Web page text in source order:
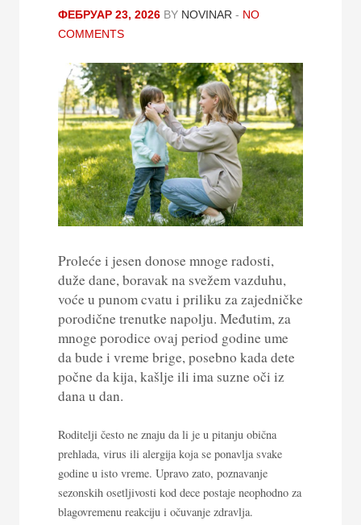
ФЕБРУАР 23, 2026 BY NOVINAR - NO
COMMENTS
Proleće i jesen donose mnoge radosti,
duže dane, boravak na svežem vazduhu,
voće u punom cvatu i priliku za zajedničke
porodične trenutke napolju. Međutim, za
mnoge porodice ovaj period godine ume
da bude i vreme brige, posebno kada dete
počne da kija, kašlje ili ima suzne oči iz
dana u dan.
Roditelji često ne znaju da li je u pitanju obična
prehlada, virus ili alergija koja se ponavlja svake
godine u isto vreme. Upravo zato, poznavanje
sezonskih osetljivosti kod dece postaje neophodno za
blagovremenu reakciju i očuvanje zdravlja.